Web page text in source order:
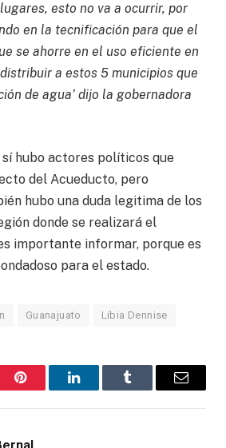
esto no va a ocurrir, por
en la tecnificación para que el
se ahorre en el uso eficiente en
a estos 5 municipios que
de agua’ dijo la gobernadora
hubo actores políticos que
del Acueducto, pero
hubo una duda legitima de los
donde se realizará el
importante informar, porque es
para el estado.
Guanajuato Libia Dennise
Pinterest LinkedInTumblr Email